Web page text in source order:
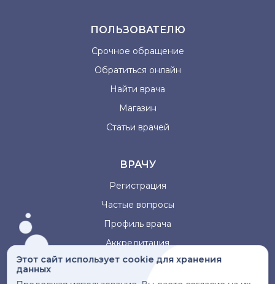
Этот сайт использует cookie для хранения
данных
ПОЛЬЗОВАТЕЛЮ
Срочное обращение
Обратиться онлайн
Найти врача
Магазин
Статьи врачей
ВРАЧУ
Регистрация
Частые вопросы
Профиль врача
Аккредитация
Информация, представленная на сайте, не может быть